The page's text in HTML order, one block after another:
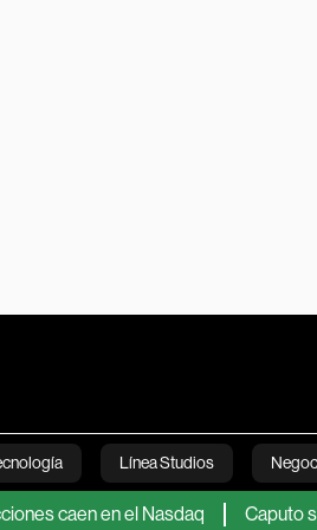
Línea Studios
English
en el Nasdaq Caputo suma